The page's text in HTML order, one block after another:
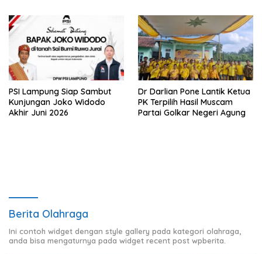
PSI Lampung Siap Sambut
Kunjungan Joko Widodo
Akhir Juni 2026
Dr Darlian Pone Lantik Ketua
PK Terpilih Hasil Muscam
Partai Golkar Negeri Agung
Berita Olahraga
Ini contoh widget dengan style gallery pada kategori olahraga,
anda bisa mengaturnya pada widget recent post wpberita.